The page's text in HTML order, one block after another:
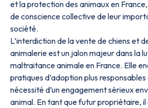
et la protection des animaux en
de conscience collective de leur
société.
L’interdiction de la vente de chiens et
animalerie est un jalon majeur dans la
maltraitance animale en France. Elle
pratiques d’adoption plus
nécessité d’un engagement sérieux
animal. En tant que futur propriétaire,